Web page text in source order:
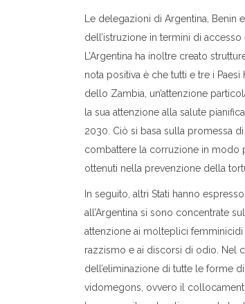
Le delegazioni di Argentina,
dell’istruzione in termini di
L’Argentina ha inoltre creato
nota positiva è che tutti e tre i
dello Zambia, un’attenzione
la sua attenzione alla salute
2030. Ciò si basa sulla promessa
combattere la corruzione in modo
ottenuti nella prevenzione della
In seguito, altri Stati hanno
all’Argentina si sono concentrate
attenzione ai molteplici
razzismo e ai discorsi di odio. Nel
dell’eliminazione di tutte le forme
vidomegons, ovvero il